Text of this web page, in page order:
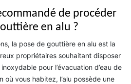
de procéder
en alu ?
la pose de gouttière en alu est la
propriétaires souhaitant disposer
pour l’évacuation d’eau de
où vous habitez, l’alu possède une